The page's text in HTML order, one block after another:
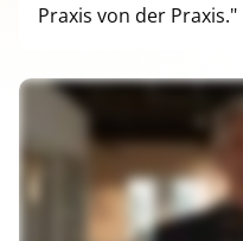
Praxis von der Praxis."